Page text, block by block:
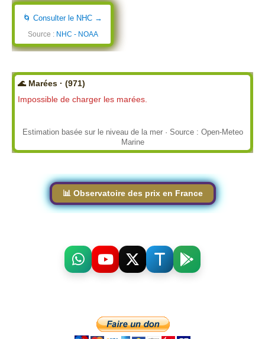
🌀 Consulter le NHC →
Source : NHC - NOAA
🌊 Marées · (971)
Impossible de charger les marées.
Estimation basée sur le niveau de la mer · Source : Open-Meteo
Marine
📊 Observatoire des prix en France